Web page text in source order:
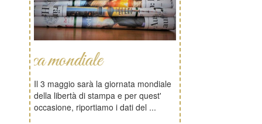
Il 3 maggio sarà la giornata mondiale
della libertà di stampa e per quest'
occasione, riportiamo i dati del ...